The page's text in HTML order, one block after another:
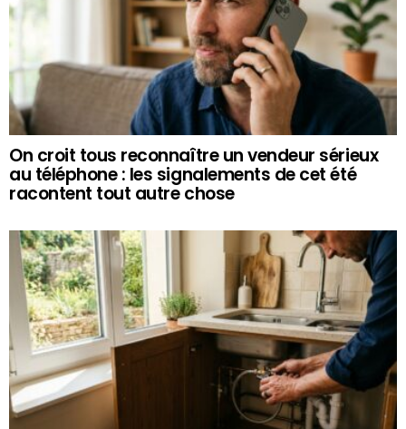
On croit tous reconnaître un vendeur sérieux
au téléphone : les signalements de cet été
racontent tout autre chose